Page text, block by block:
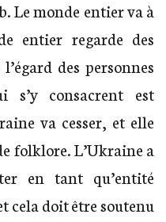
Le monde entier va à
entier regarde des
des personnes
consacrent est
va cesser, et elle
folklore. L’Ukraine a
en tant qu’entité
cela doit être soutenu